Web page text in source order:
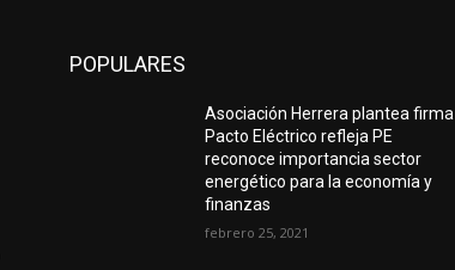
POPULARES
Asociación Herrera plantea firma
Pacto Eléctrico refleja PE
reconoce importancia sector
energético para la economía y
finanzas
febrero 25, 2021